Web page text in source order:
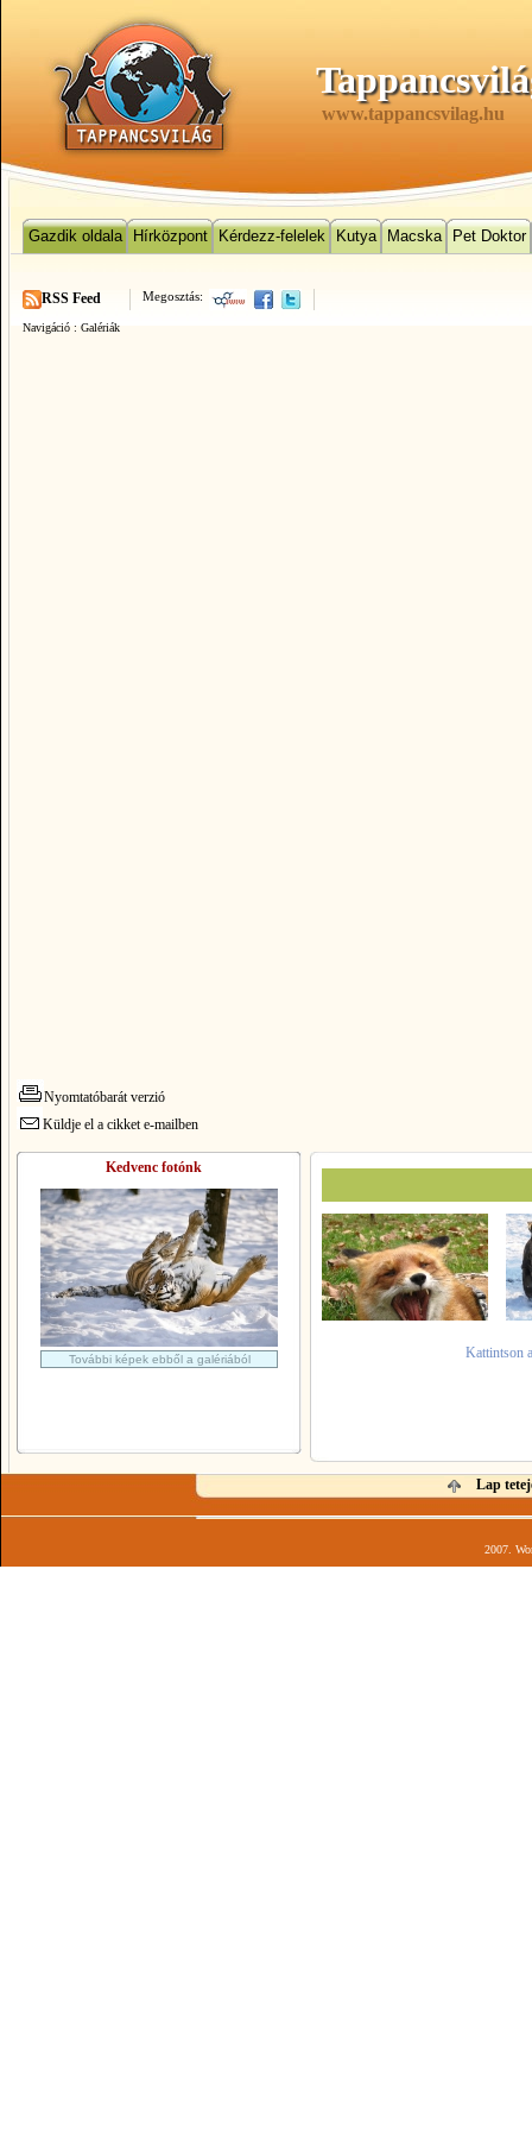
www.tappancsvilag.hu
Gazdik oldala Hírközpont Kérdezz-felelek Kutya Macska Pet Doktor
Megosztás:
RSS Feed
Navigáció : Galériák
Nyomtatóbarát verzió
Küldje el a cikket e-mailben
Kedvenc fotónk
További képek ebből a galériából Kattintson
Lap
2007.